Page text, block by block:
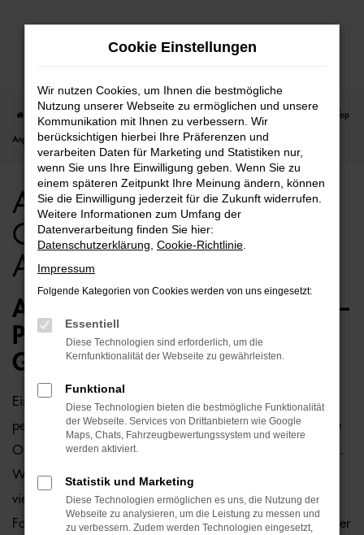
Zum
Startseite Rostock Audi Audi A5 für Rostock Gebrauchtwagen Top
Angebote
Audi A5 für Rostock
Gebrauchtwagen Top
Angebote
AUDI A5 GEBRAUCHTWAGEN –
PERFEKT FÜR ROSTOCK
GEEIGNET
Ein Audi A5 Gebrauchtwagen und Rostock passen einfach
perfekt zusammen. Dies ließe sich natürlich auch für andere
Orte sagen, denn dieses Modell überzeugt auf ganzer Linie.
Wir von der Auto-Familie Ostermaier arbeiten bereits seit
vielen Jahren mit Audi und sind von der Qualität der
Fahrzeuge begeistert. Dennoch gehen wir auf Nummer sicher
Cookie Einstellungen
Wir nutzen Cookies, um Ihnen die bestmögliche
Nutzung unserer Webseite zu ermöglichen und unsere
Kommunikation mit Ihnen zu verbessern. Wir
berücksichtigen hierbei Ihre Präferenzen und
verarbeiten Daten für Marketing und Statistiken nur,
wenn Sie uns Ihre Einwilligung geben. Wenn Sie zu
einem späteren Zeitpunkt Ihre Meinung ändern, können
Sie die Einwilligung jederzeit für die Zukunft widerrufen.
Weitere Informationen zum Umfang der
Datenverarbeitung finden Sie hier:
Datenschutzerklärung Cookie-Richtlinie
Impressum
Folgende Kategorien von Cookies werden von uns eingesetzt:
Essentiell
Diese Technologien sind erforderlich, um die
Kernfunktionalität der Webseite zu gewährleisten.
Funktional
Diese Technologien bieten die bestmögliche Funktionalität
der Webseite. Services von Drittanbietern wie Google
Maps, Chats, Fahrzeugbewertungssystem und weitere
werden aktiviert.
Statistik und Marketing
Diese Technologien ermöglichen es uns, die Nutzung der
Webseite zu analysieren, um die Leistung zu messen und
zu verbessern. Zudem werden Technologien eingesetzt,